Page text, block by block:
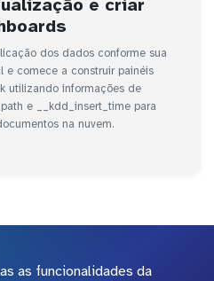
e criar
dos dados conforme sua
e comece a construir painéis
utilizando informações de
e __kdd_insert_time para
na nuvem.
as funcionalidades da